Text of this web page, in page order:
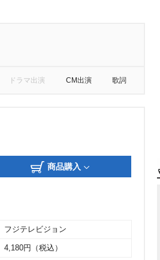
ドラマ出演 CM出演 歌詞
商品購入
フジテレビジョン
4,180円（税込）